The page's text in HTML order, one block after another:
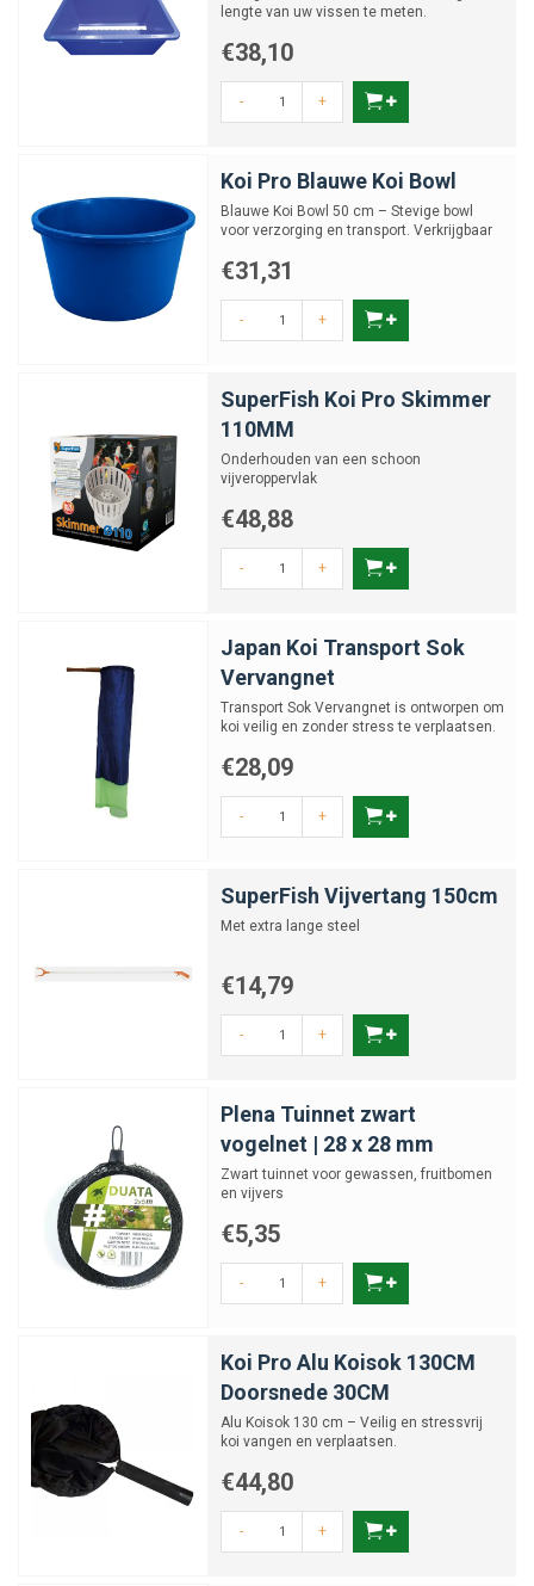
lengte van uw vissen te meten.
€38,10
- +
Koi Pro Blauwe Koi Bowl
Blauwe Koi Bowl 50 cm – Stevige bowl
voor verzorging en transport. Verkrijgbaar
€31,31
- +
SuperFish Koi Pro Skimmer
110MM
Onderhouden van een schoon
vijveroppervlak
€48,88
- +
Japan Koi Transport Sok
Vervangnet
Transport Sok Vervangnet is ontworpen om
koi veilig en zonder stress te verplaatsen.
€28,09
- +
SuperFish Vijvertang 150cm
Met extra lange steel
€14,79
- +
Plena Tuinnet zwart
vogelnet | 28 x 28 mm
Zwart tuinnet voor gewassen, fruitbomen
en vijvers
€5,35
- +
Koi Pro Alu Koisok 130CM
Doorsnede 30CM
Alu Koisok 130 cm – Veilig en stressvrij
koi vangen en verplaatsen.
€44,80
- +